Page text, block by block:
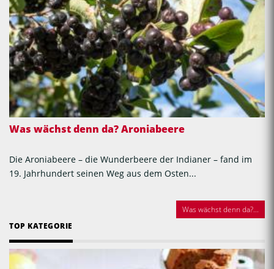
Was wächst denn da? Aroniabeere
Die Aroniabeere – die Wunderbeere der Indianer – fand im
19. Jahrhundert seinen Weg aus dem Osten...
Was wächst denn da?...
TOP KATEGORIE